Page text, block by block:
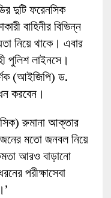
দুটি ফরেনসিক
বাহিনীর বিভিন্ন
নিয়ে থাকে। এবার
পুলিশ লাইনসে।
(আইজিপি) ড.
করবেন।
রুমানা আক্তার
মতো জনবল নিয়ে
আরও বাড়ানো
পরীক্ষাসেবা